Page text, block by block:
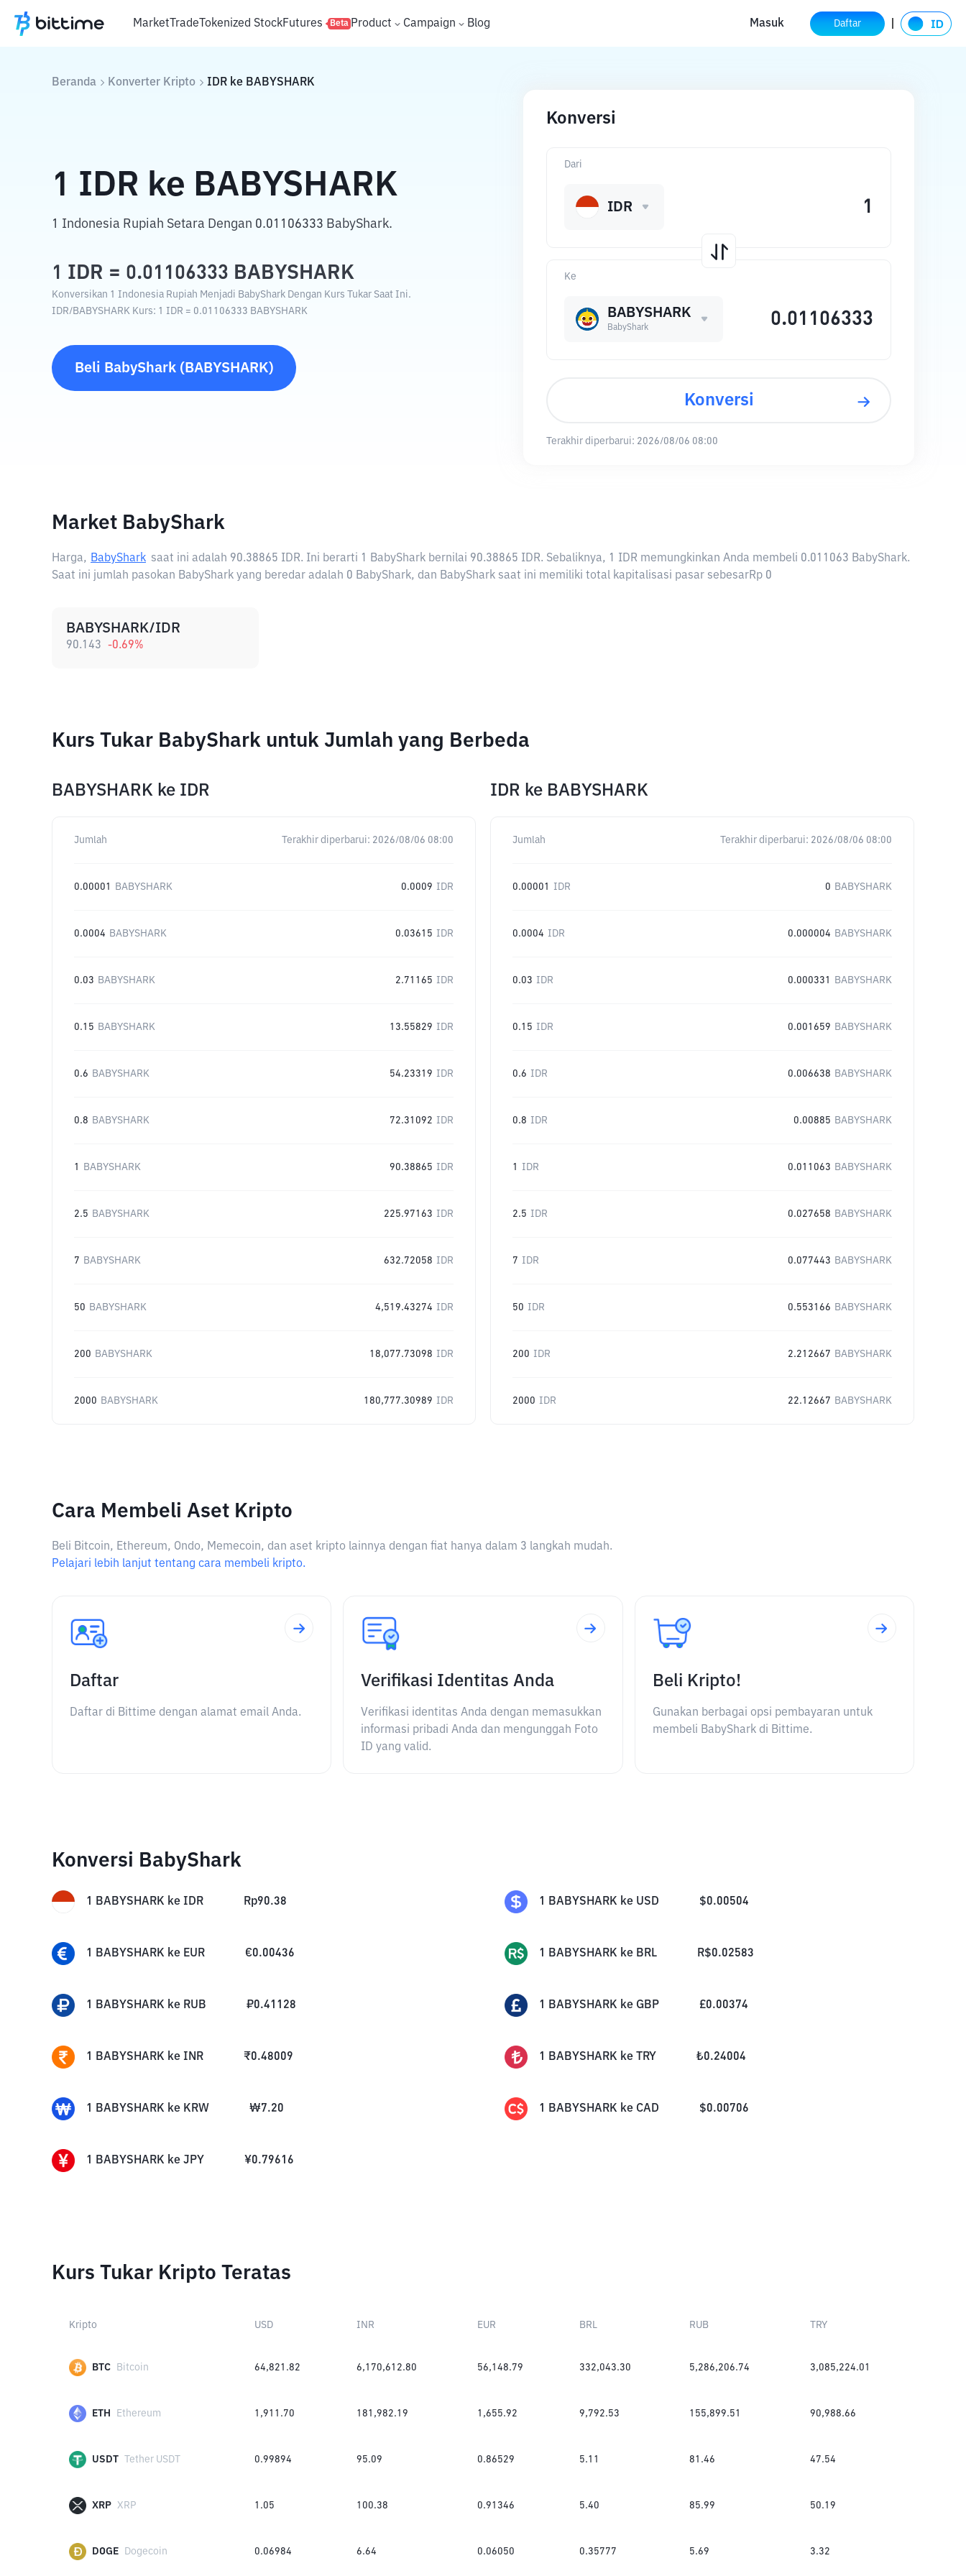
MarketTradeTokenized StockFutures Beta Product Campaign Blog Masuk Daftar
Beranda Konverter Kripto IDR ke BABYSHARK
1 IDR ke BABYSHARK
1 Indonesia Rupiah Setara Dengan 0.01106333 BabyShark.
1 IDR = 0.01106333 BABYSHARK
Konversikan 1 Indonesia Rupiah Menjadi BabyShark Dengan Kurs Tukar Saat Ini.
IDR/BABYSHARK Kurs: 1 IDR = 0.01106333 BABYSHARK
Beli BabyShark( BABYSHARK)
Konversi
Ke
BABYSHARK
BabyShark
Dari
IDR
Konversi
Terakhir diperbarui: 2026/08/06 08:00
Market BabyShark
Harga, BabyShark saat ini adalah 90.38865 IDR. Ini berarti 1 BabyShark bernilai 90.38865 IDR. Sebaliknya, 1 IDR memungkinkan Anda membeli 0.011063 BabyShark.
Saat ini jumlah pasokan BabyShark yang beredar adalah 0 BabyShark, dan BabyShark saat ini memiliki total kapitalisasi pasar sebesarRp 0
BABYSHARK/IDR
90.143 -0.69%
Kurs Tukar BabyShark untuk Jumlah yang Berbeda
BABYSHARK ke IDR
Jumlah Terakhir diperbarui: 2026/08/06 08:00
0.00001 BABYSHARK 0.0009 IDR
0.0004 BABYSHARK 0.03615 IDR
0.03 BABYSHARK 2.71165 IDR
0.15 BABYSHARK 13.55829 IDR
0.6 BABYSHARK 54.23319 IDR
0.8 BABYSHARK 72.31092 IDR
1 BABYSHARK 90.38865 IDR
2.5 BABYSHARK 225.97163 IDR
7 BABYSHARK 632.72058 IDR
50 BABYSHARK 4,519.43274 IDR
200 BABYSHARK 18,077.73098 IDR
2000 BABYSHARK 180,777.30989 IDR
IDR ke BABYSHARK
Jumlah Terakhir diperbarui: 2026/08/06 08:00
0.00001 IDR 0 BABYSHARK
0.0004 IDR 0.000004 BABYSHARK
0.03 IDR 0.000331 BABYSHARK
0.15 IDR 0.001659 BABYSHARK
0.6 IDR 0.006638 BABYSHARK
0.8 IDR 0.00885 BABYSHARK
1 IDR 0.011063 BABYSHARK
2.5 IDR 0.027658 BABYSHARK
7 IDR 0.077443 BABYSHARK
50 IDR 0.553166 BABYSHARK
200 IDR 2.212667 BABYSHARK
2000 IDR 22.12667 BABYSHARK
Cara Membeli Aset Kripto
Beli Bitcoin, Ethereum, Ondo, Memecoin, dan aset kripto lainnya dengan fiat hanya dalam 3 langkah mudah.
Pelajari lebih lanjut tentang cara membeli kripto.
Daftar
Daftar di Bittime dengan alamat email Anda.
Verifikasi Identitas Anda
Verifikasi identitas Anda dengan memasukkan
informasi pribadi Anda dan mengunggah Foto
ID yang valid.
Beli Kripto!
Gunakan berbagai opsi pembayaran untuk
membeli BabyShark di Bittime.
Konversi BabyShark
1 BABYSHARK ke IDR Rp90.38 1 BABYSHARK ke USD $0.00504
1 BABYSHARK ke EUR €0.00436 1 BABYSHARK ke BRL R$0.02583
1 BABYSHARK ke RUB ₽0.41128 1 BABYSHARK ke GBP £0.00374
1 BABYSHARK ke INR ₹0.48009 1 BABYSHARK ke TRY ₺0.24004
1 BABYSHARK ke KRW ₩7.20 1 BABYSHARK ke CAD $0.00706
1 BABYSHARK ke JPY ¥0.79616
Kurs Tukar Kripto Teratas
Kripto USD INR EUR BRL RUB TRY
BTC Bitcoin 64,821.82 6,170,612.80 56,148.79 332,043.30 5,286,206.74 3,085,224.01
ETH Ethereum 1,911.70 181,982.19 1,655.92 9,792.53 155,899.51 90,988.66
USDT Tether USDT 0.99894 95.09 0.86529 5.11 81.46 47.54
XRP XRP 1.05 100.38 0.91346 5.40 85.99 50.19
DOGE Dogecoin 0.06984 6.64 0.06050 0.35777 5.69 3.32